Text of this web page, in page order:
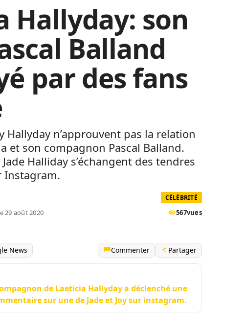
Hallyday: son
Balland
par des fans
Hallyday n’approuvent pas la relation
et son compagnon Pascal Balland.
Halliday s’échangent des tendres
Instagram.
CÉLÉBRITÉ
29 août 2020 567vues
News Commenter Partager
de Laeticia Hallyday a déclenché une
sur une de Jade et Joy sur instagram.